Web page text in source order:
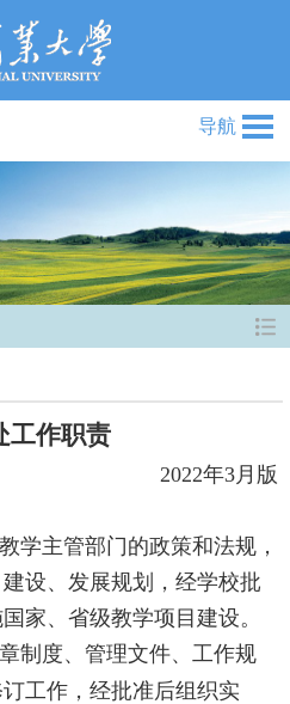
导航
工作职责
2022年3月版
学主管部门的政策和法规，
设、发展规划，经学校批
家、省级教学项目建设。
制度、管理文件、工作规
工作，经批准后组织实